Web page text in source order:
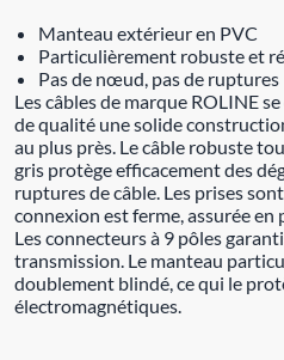
Manteau extérieur en PVC
Particulièrement robuste et
Pas de nœud, pas de ruptures
Les câbles de marque ROLINE
de qualité une solide
au plus près. Le câble robuste
gris protège efficacement des
ruptures de câble. Les prises
connexion est ferme, assurée en
Les connecteurs à 9 pôles
transmission. Le manteau
doublement blindé, ce qui le
électromagnétiques.